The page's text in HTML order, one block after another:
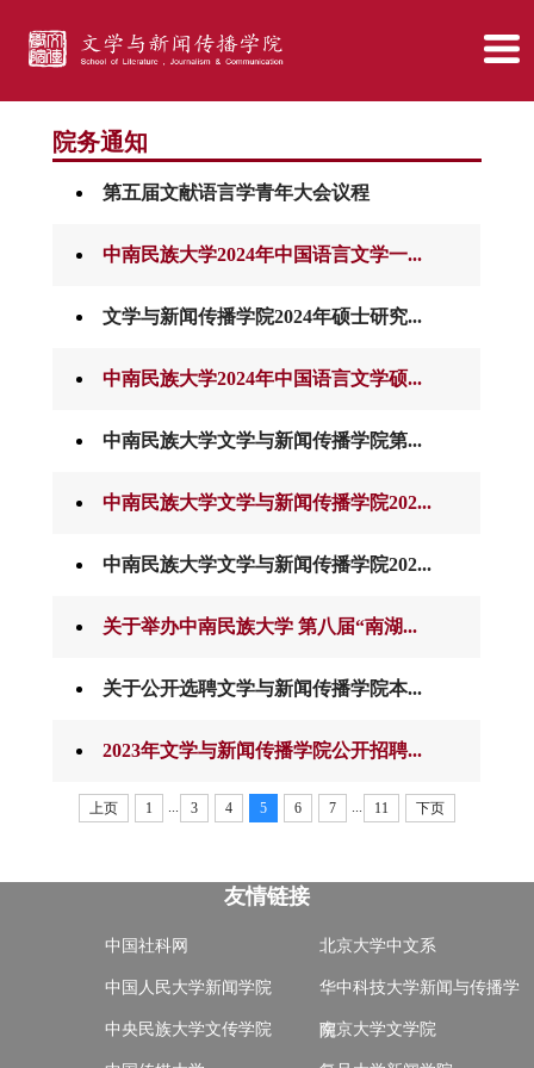
院务通知
第五届文献语言学青年大会议程
中南民族大学2024年中国语言文学一...
文学与新闻传播学院2024年硕士研究...
中南民族大学2024年中国语言文学硕...
中南民族大学文学与新闻传播学院第...
中南民族大学文学与新闻传播学院202...
中南民族大学文学与新闻传播学院202...
关于举办中南民族大学 第八届“南湖...
关于公开选聘文学与新闻传播学院本...
2023年文学与新闻传播学院公开招聘...
上页 1 3 4 5 6 7 11 下页
友情链接
中国社科网 北京大学中文系
中国人民大学新闻学院 华中科技大学新闻与传播学
院
中央民族大学文传学院 南京大学文学院